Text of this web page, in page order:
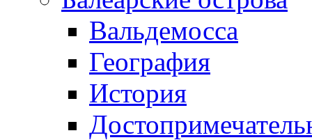
Вальдемосса
География
История